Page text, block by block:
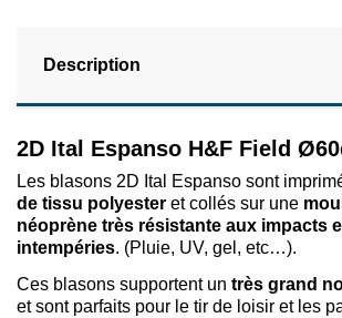
Description
2D Ital Espanso H&F Field
Les blasons 2D Ital Espanso sont
de tissu polyester et collés sur une
néoprène très résistante aux impacts
intempéries. (Pluie, UV, gel, etc…).
Ces blasons supportent un très grand
et sont parfaits pour le tir de loisir et les